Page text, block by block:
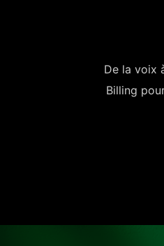
De la voix
Billing